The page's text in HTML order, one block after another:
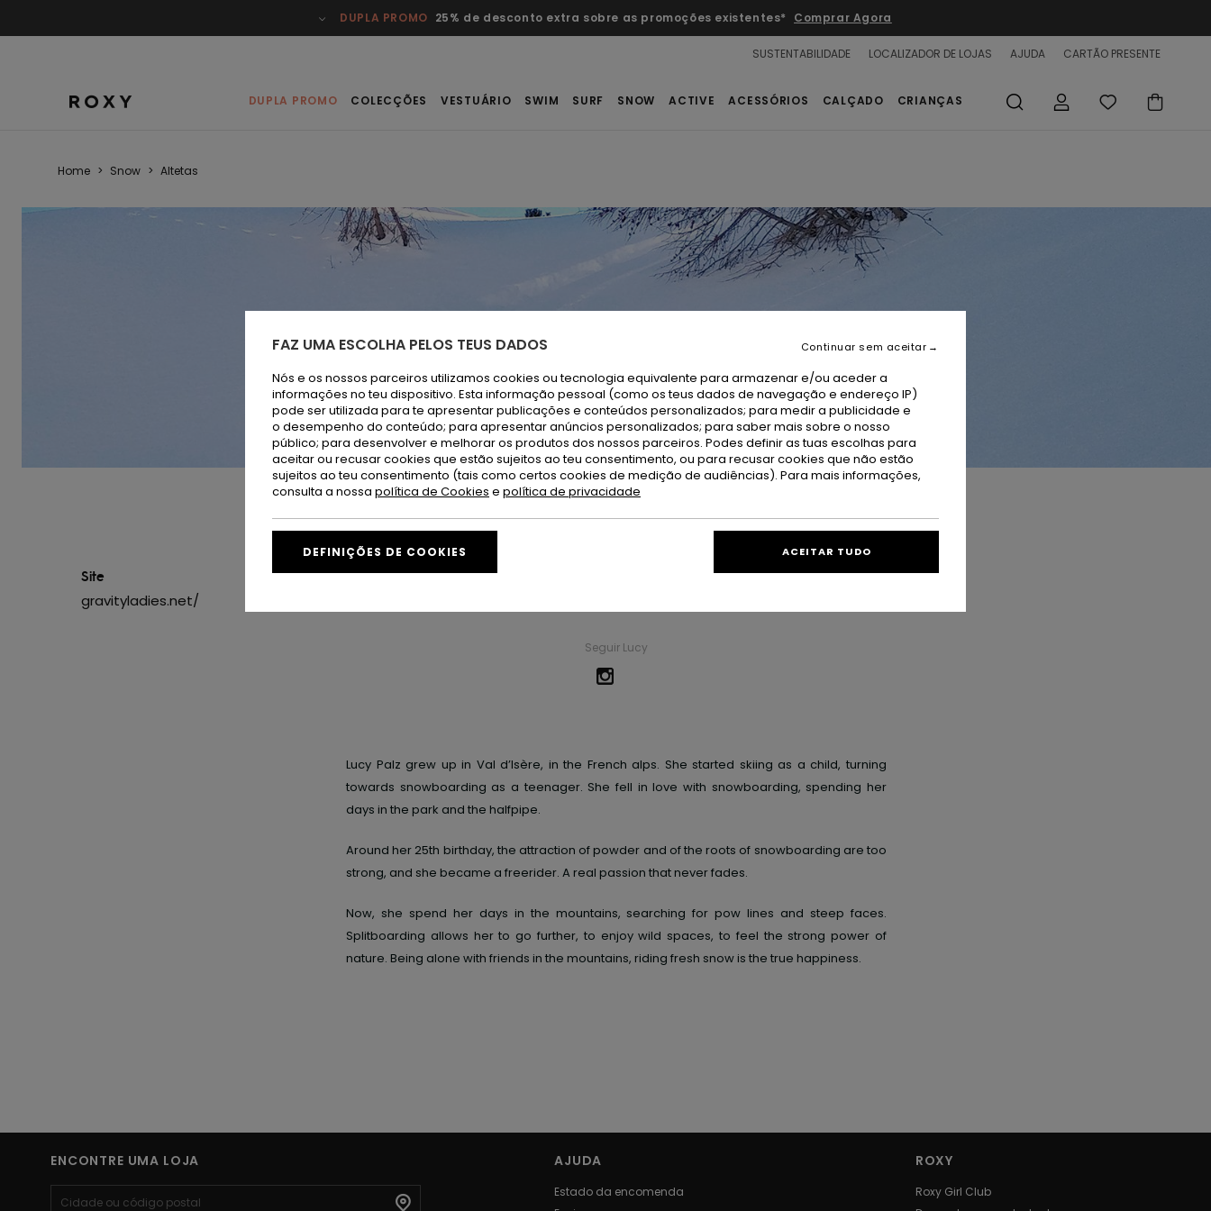
DUPLA PROMO 25% de desconto extra sobre as promoções existentes* Comprar Agora
SUSTENTABILIDADE LOCALIZADOR DE LOJAS AJUDA CARTÃO PRESENTE
DUPLA PROMO COLECÇÕES VESTUÁRIO SWIM SURF SNOW ACTIVE ACESSÓRIOS CALÇADO CRIANÇAS
Home > Snow > Altetas
Lucy Paltz
Site
gravityladies.net/
Nascimento Cidade Natal
Seguir Lucy
Lucy Palz grew up in Val d’Isère, in the French alps. She started skiing as a child, turning
towards snowboarding as a teenager. She fell in love with snowboarding, spending her
days in the park and the halfpipe.
Around her 25th birthday, the attraction of powder and of the roots of snowboarding are too
strong, and she became a freerider. A real passion thatnever fades.
Now, she spend her days in the mountains, searching for pow lines and steep faces.
Splitboarding allows her to go further, to enjoy wild spaces, to feel the strong power of
nature. Being alone with friends in the mountains, riding fresh snow is the true happiness.
ENCONTRE UMA LOJA AJUDA
Estado da encomenda
ROXY
Roxy Girl Club
FAZ UMA ESCOLHA PELOS TEUS DADOS
Nós e os nossos parceiros utilizamos cookies ou tecnologia equivalente para armazenar e/ou aceder a
informações no teu dispositivo. Esta informação pessoal (como os teus dados de navegação e endereço IP)
pode ser utilizada para te apresentar publicações e conteúdos personalizados; para medir a publicidade e
o desempenho do conteúdo; para apresentar anúncios personalizados; para saber mais sobre o nosso
público; para desenvolver e melhorar os produtos dos nossos parceiros. Podes definir as tuas escolhas para
aceitar ou recusar cookies que estão sujeitos ao teu consentimento, ou para recusar cookies que não estão
sujeitos ao teu consentimento (tais como certos cookies de medição de audiências). Para mais informações,
consulta a nossa política de Cookies e política de privacidade
DEFINIÇÕES DE COOKIES
Continuar sem aceitar
ACEITAR TUDO